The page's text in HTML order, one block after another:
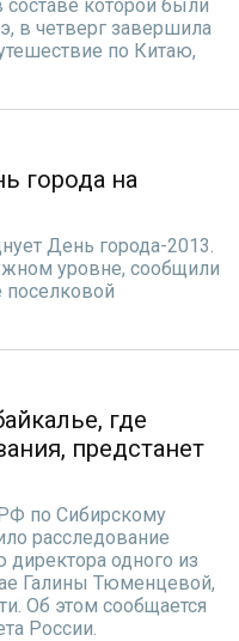
которой были
в четверг завершила
по Китаю,
города на
День города-2013.
уровне, сообщили
поселковой
где
предстанет
по Сибирскому
расследование
одного из
Галины Тюменцевой,
Об этом сообщается
России.